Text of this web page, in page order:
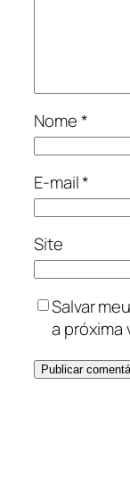
Nome*
E-mail*
Site
Salvar
a próxima